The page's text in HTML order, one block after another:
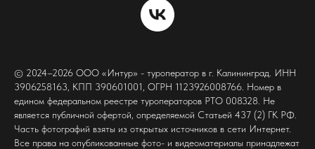
© 2024–2026 ООО «Интур» - туроператор в г. Калининград. ИНН
3906258163, КПП 390601001, ОГРН 1123926008766. Номер в
едином федеральном реестре туроператоров РТО 008328. Не
является публичной офертой, определяемой Статьей 437 (2) ГК РФ.
Часть фотографий взяты из открытых источников в сети Интернет.
Все права на опубликованные фото- и видеоматериалы принадлежат